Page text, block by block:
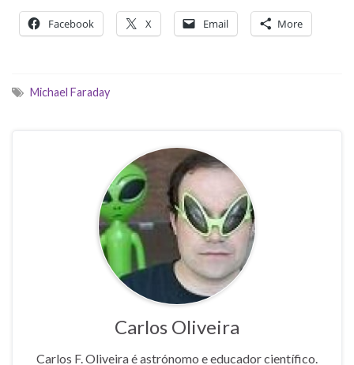
Facebook X Email More
Michael Faraday
Carlos Oliveira
Carlos F. Oliveira é astrónomo e educador científico.